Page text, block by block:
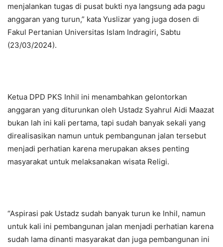
menjalankan tugas di pusat bukti nya langsung ada pagu
anggaran yang turun,” kata Yuslizar yang juga dosen di
Fakul Pertanian Universitas Islam Indragiri, Sabtu
(23/03/2024).
Ketua DPD PKS Inhil ini menambahkan gelontorkan
anggaran yang diturunkan oleh Ustadz Syahrul Aidi Maazat
bukan lah ini kali pertama, tapi sudah banyak sekali yang
direalisasikan namun untuk pembangunan jalan tersebut
menjadi perhatian karena merupakan akses penting
masyarakat untuk melaksanakan wisata Religi.
“Aspirasi pak Ustadz sudah banyak turun ke Inhil, namun
untuk kali ini pembangunan jalan menjadi perhatian karena
sudah lama dinanti masyarakat dan juga pembangunan ini